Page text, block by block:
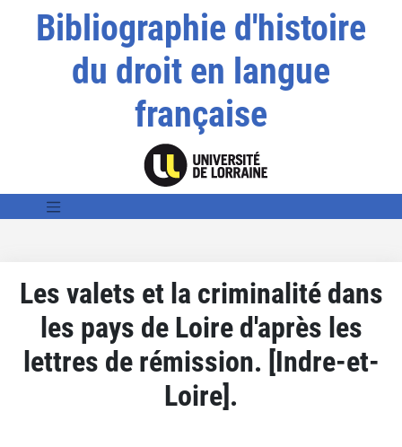
Bibliographie d'histoire
du droit en langue
française
Les valets et la criminalité dans
les pays de Loire d'après les
lettres de rémission. [Indre-et-
Loire].